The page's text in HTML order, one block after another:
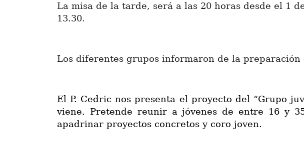
La misa de la tarde, será a las 20 horas desde el 1
13.30.
Los diferentes grupos informaron de la preparación
El P. Cedric nos presenta el proyecto del “Grupo
viene. Pretende reunir a jóvenes de entre 16 y
apadrinar proyectos concretos y coro joven.